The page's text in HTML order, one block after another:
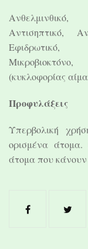
Αντισηπτικό,
Εφιδρωτικό,
(κυκλοφορίας
Προφυλάξεις
Υπερβολική
ορισμένα
άτομα που κάνουν